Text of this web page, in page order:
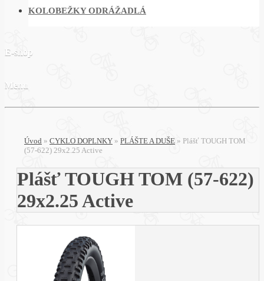
KOLOBEŽKY ODRÁŽADLÁ
E-shop
Menu
Úvod » CYKLO DOPLNKY » PLÁŠTE A DUŠE » Plášť TOUGH TOM
(57-622) 29x2.25 Active
Plášť TOUGH TOM (57-622)
29x2.25 Active